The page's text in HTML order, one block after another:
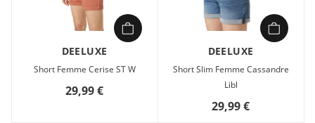
DEELUXE
Short Femme Cerise ST W
29,99 €
DEELUXE
Short Slim Femme Cassandre
Libl
29,99 €